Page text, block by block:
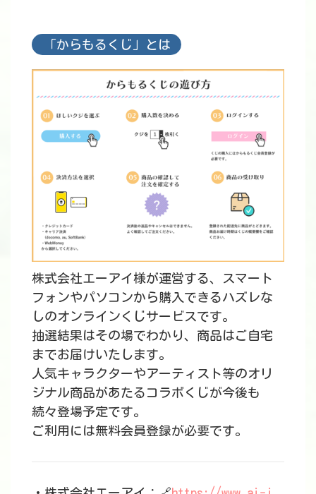
「からもるくじ」とは
株式会社エーアイ様が運営する、スマート
フォンやパソコンから購入できるハズレな
しのオンラインくじサービスです。
抽選結果はその場でわかり、商品はご自宅
までお届けいたします。
人気キャラクターやアーティスト等のオリ
ジナル商品があたるコラボくじが今後も
続々登場予定です。
ご利用には無料会員登録が必要です。